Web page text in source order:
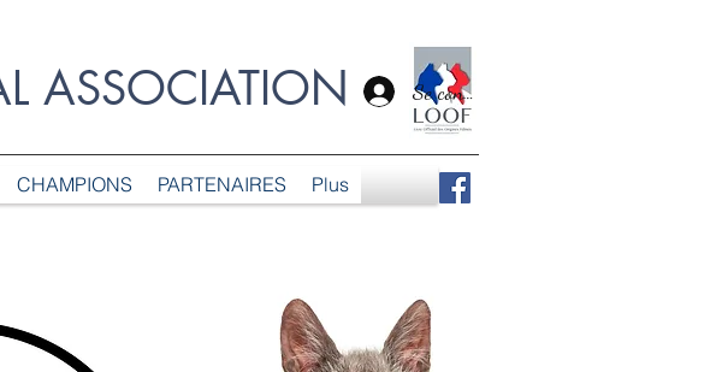
ASSOCIATION Se connecter
CHAMPIONS PARTENAIRES Plus